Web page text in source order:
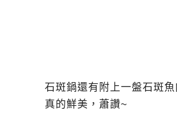
石斑鍋還有附上一盤石斑
真的鮮美，蕭讚~